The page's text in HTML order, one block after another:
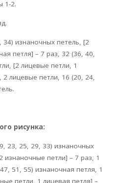
1-2.
34) изнаночных петель, [2
петля] – 7 раз, 32 (36, 40,
[2 лицевые петли, 1
2 лицевые петли, 16 (20, 24,
рисунка:
23, 25, 29, 33) изнаночных
изнаночные петли] – 7 раз, 1
51, 55) изнаночная петля, 1
петли, 1 лицевая петля] –